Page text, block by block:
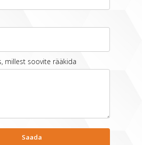
millest soovite rääkida